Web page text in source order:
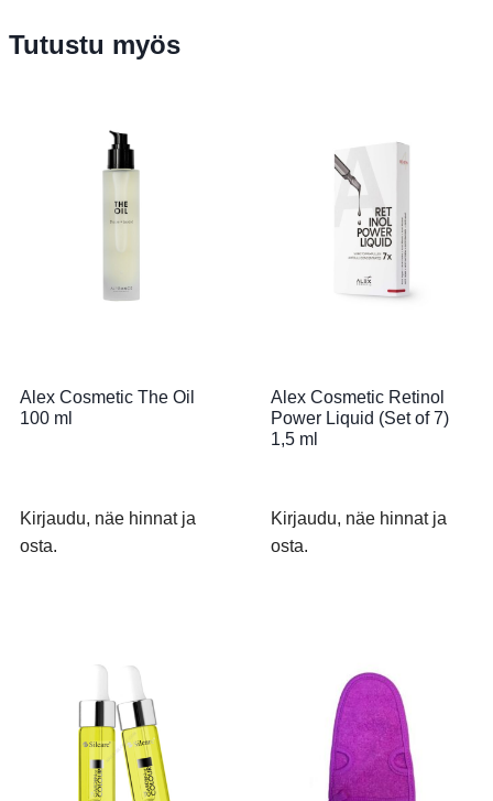
Tutustu myös
Alex Cosmetic The Oil
100 ml
Kirjaudu, näe hinnat ja
osta.
Alex Cosmetic Retinol
Power Liquid (Set of 7)
1,5 ml
Kirjaudu, näe hinnat ja
osta.